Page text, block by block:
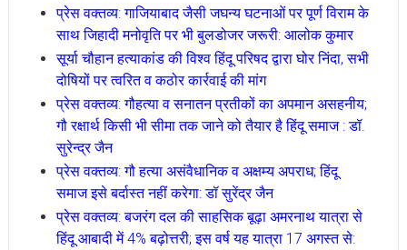
प्रेस वक्तव्य: गाजियाबाद जैसी जघन्य घटनाओं पर पूर्ण विराम के
साथ जिहादी मनोवृति पर भी बुलडोजर जरूरी: आलोक कुमार
सूर्या चौहान हत्याकांड की विश्व हिंदू परिषद द्वारा घोर निंदा, सभी
दोषियों पर त्वरित व कठोर कार्रवाई की मांग
प्रेस वक्तव्य: गौहत्या व सनातन प्रतीकों का अपमान असहनीय;
गौ रक्षार्थ किसी भी सीमा तक जाने को तैयार है हिंदू समाज : डॉ.
सुरेन्द्र जैन
प्रेस वक्तव्य: गौ हत्या असंवैधानिक व अक्षम्य अपराध; हिंदू
समाज इसे बर्दास्त नहीं करेगा: डॉ सुरेंद्र जैन
प्रेस वक्तव्य: बजरंग दल की साहसिक बूढ़ा अमरनाथ यात्रा से
हिंदू आबादी में 4% बढ़ोत्तरी; इस वर्ष यह यात्रा 17 अगस्त से: